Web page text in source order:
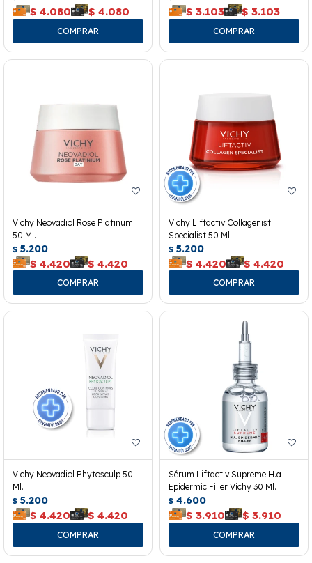
$ 4.080 $ 4.080 $ 3.103 $ 3.103
Vichy Neovadiol Rose Platinum
50 Ml.
$ 5.200
$ 4.420 $ 4.420
Vichy Liftactiv Collagenist
Specialist 50 Ml.
$ 5.200
$ 4.420 $ 4.420
Vichy Neovadiol Phytosculp 50
Ml.
$ 5.200
$ 4.420 $ 4.420
Sérum Liftactiv Supreme H.a
Epidermic Filler Vichy 30 Ml.
$ 4.600
$ 3.910 $ 3.910